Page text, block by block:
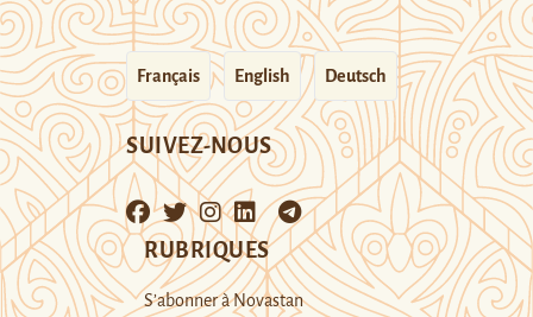
Français English Deutsch
SUIVEZ-NOUS
RUBRIQUES
S’abonner à Novastan